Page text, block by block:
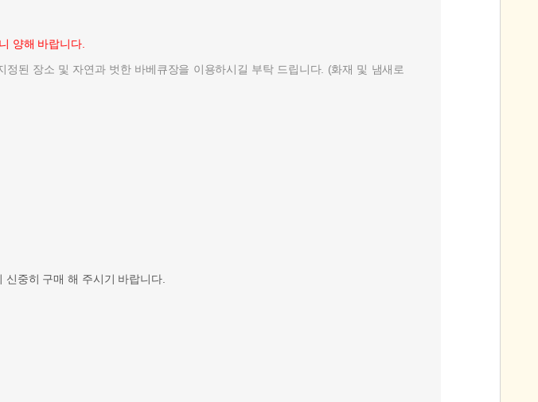
양해 바랍니다.
된 장소 및 자연과 벗한 바베큐장을 이용하시길 부탁 드립니다. (화재 및 냄새로
중히 구매 해 주시기 바랍니다.